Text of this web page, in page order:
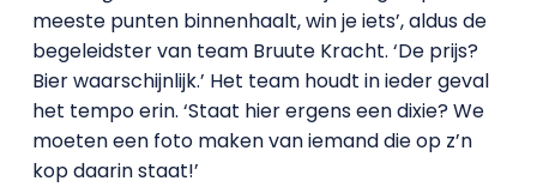
meeste punten binnenhaalt, win je iets’, aldus de
begeleidster van team Bruute Kracht. ‘De prijs?
Bier waarschijnlijk.’ Het team houdt in ieder geval
het tempo erin. ‘Staat hier ergens een dixie? We
moeten een foto maken van iemand die op z’n
kop daarin staat!’